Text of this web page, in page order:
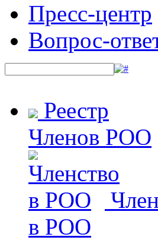
Пресс-центр
Вопрос-
Реестр
Членов РОО
в РОО